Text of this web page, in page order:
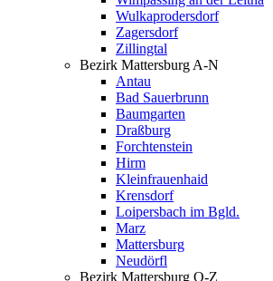
Wulkaprodersdorf
Zagersdorf
Zillingtal
Bezirk Mattersburg A-N
Antau
Bad Sauerbrunn
Baumgarten
Draßburg
Forchtenstein
Hirm
Kleinfrauenhaid
Krensdorf
Loipersbach im Bgld.
Marz
Mattersburg
Neudörfl
Bezirk Mattersburg O-Z